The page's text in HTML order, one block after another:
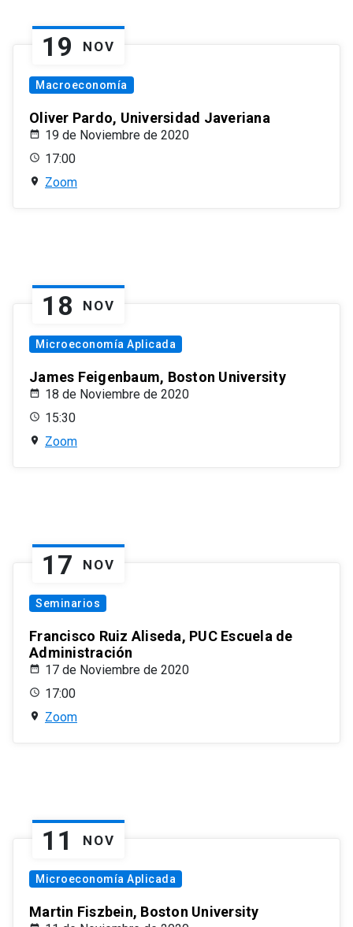
19 NOV
Macroeconomía
Oliver Pardo, Universidad Javeriana
19 de Noviembre de 2020
17:00
Zoom
18 NOV
Microeconomía Aplicada
James Feigenbaum, Boston University
18 de Noviembre de 2020
15:30
Zoom
17 NOV
Seminarios
Francisco Ruiz Aliseda, PUC Escuela de
Administración
17 de Noviembre de 2020
17:00
Zoom
11 NOV
Microeconomía Aplicada
Martin Fiszbein, Boston University